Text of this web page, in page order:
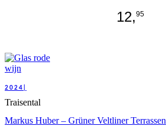
12,95
2024|
Traisental
Markus Huber – Grüner Veltliner Terrassen